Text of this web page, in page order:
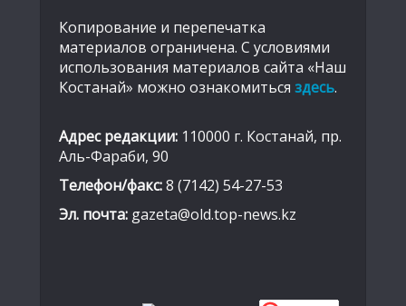
Копирование и перепечатка
материалов ограничена. С условиями
использования материалов сайта «Наш
Костанай» можно ознакомиться здесь.
Адрес редакции: 110000 г. Костанай, пр.
Аль-Фараби, 90
Телефон/факс:8 (7142) 54-27-53
Эл. почта: gazeta@old.top-news.kz